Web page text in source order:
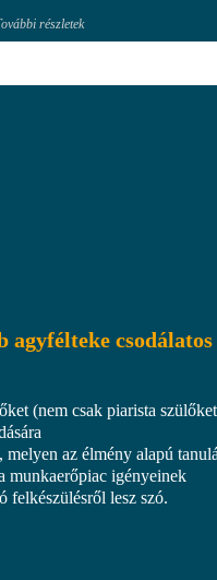
részletek
agyfélteke csodálatos
(nem csak piarista
, melyen az élmény alapú
munkaerőpiac igényeinek
felkészülésről lesz szó.